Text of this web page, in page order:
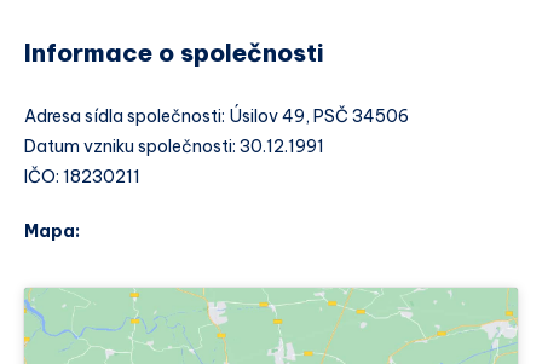
Informace o společnosti
Adresa sídla společnosti: Úsilov 49, PSČ 34506
Datum vzniku společnosti: 30.12.1991
IČO: 18230211
Mapa: